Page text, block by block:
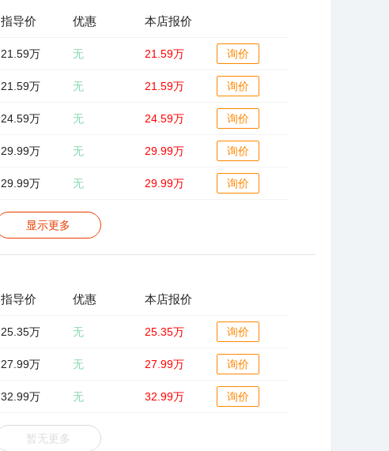
指导价 优惠 本店报价
21.59万 无 21.59万 询价
21.59万 无 21.59万 询价
24.59万 无 24.59万 询价
29.99万 无 29.99万 询价
29.99万 无 29.99万 询价
显示更多
指导价 优惠 本店报价
25.35万 无 25.35万 询价
27.99万 无 27.99万 询价
32.99万 无 32.99万 询价
暂无更多